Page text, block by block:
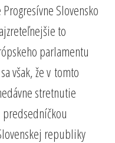
Slovensko
to
parlamentu
však, že v tomto
stretnutie
republiky